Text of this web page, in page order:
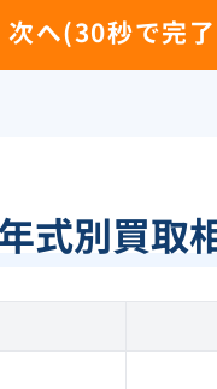
次へ(30秒で完
式別買取